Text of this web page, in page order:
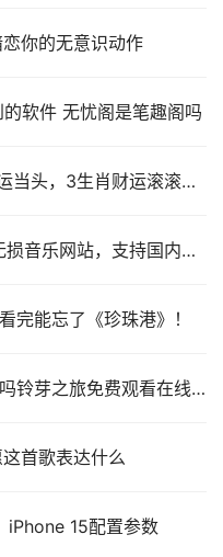
你的无意识动作
软件 无忧阁是笔趣阁吗
头，3生肖财运滚滚而来
支持国内外高质量音乐免费下载
完能忘了《珍珠港》！
费观看在线高清1080P_星空影视
首歌表达什么
iPhone 15配置参数